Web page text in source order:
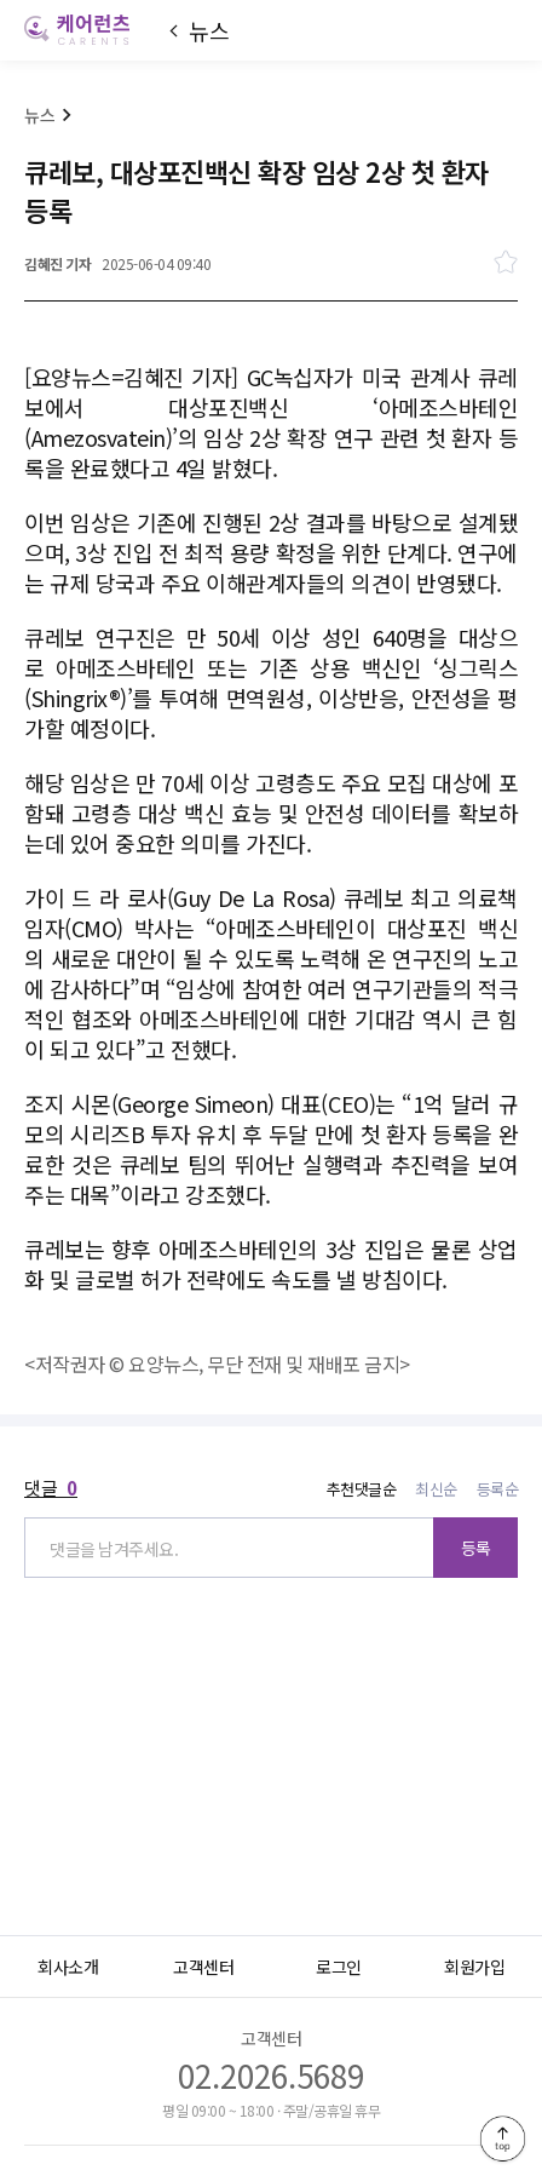
뉴스
큐레보, 대상포진백신 확장 임상 2상 첫 환자
등록
김혜진 기자 2025-06-04 09:40
[요양뉴스=김혜진 기자] GC녹십자가 미국 관계사 큐레
보에서 대상포진백신 ‘아메조스바테인
(Amezosvatein)’의 임상 2상 확장 연구 관련 첫 환자 등
록을 완료했다고 4일 밝혔다.
이번 임상은 기존에 진행된 2상 결과를 바탕으로 설계됐
으며, 3상 진입 전 최적 용량 확정을 위한 단계다. 연구에
는 규제 당국과 주요 이해관계자들의 의견이 반영됐다.
큐레보 연구진은 만 50세 이상 성인 640명을 대상으
로 아메조스바테인 또는 기존 상용 백신인 ‘싱그릭스
(Shingrix®)’를 투여해 면역원성, 이상반응, 안전성을 평
가할 예정이다.
해당 임상은 만 70세 이상 고령층도 주요 모집 대상에 포
함돼 고령층 대상 백신 효능 및 안전성 데이터를 확보하
는데 있어 중요한 의미를 가진다.
가이 드 라 로사(Guy De La Rosa) 큐레보 최고 의료책
임자(CMO) 박사는 “아메조스바테인이 대상포진 백신
의 새로운 대안이 될 수 있도록 노력해 온 연구진의 노고
에 감사하다”며 “임상에 참여한 여러 연구기관들의 적극
적인 협조와 아메조스바테인에 대한 기대감 역시 큰 힘
이 되고 있다”고 전했다.
조지 시몬(George Simeon) 대표(CEO)는 “1억 달러 규
모의 시리즈B 투자 유치 후 두달 만에 첫 환자 등록을 완
료한 것은 큐레보 팀의 뛰어난 실행력과 추진력을 보여
주는 대목”이라고 강조했다.
큐레보는 향후 아메조스바테인의 3상 진입은 물론 상업
화 및 글로벌 허가 전략에도 속도를 낼 방침이다.
<저작권자 © 요양뉴스, 무단 전재 및 재배포 금지>
댓글 0 추천댓글순 최신순 등록순
등록
회사소개 고객센터 로그인 회원가입
고객센터
02.2026.5689
평일 09:00 ~ 18:00 · 주말/공휴일 휴무